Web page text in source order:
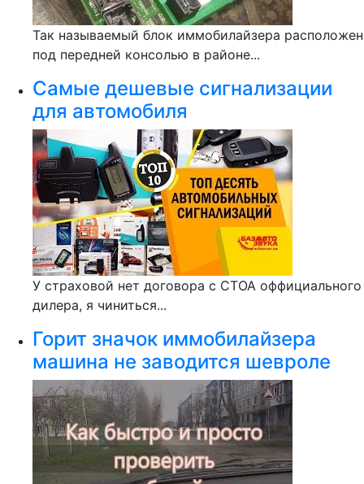
Так называемый блок иммобилайзера расположен
под передней консолью в районе...
Самые дешевые сигнализации
для автомобиля
У страховой нет договора с СТОА оффициального
дилера, я чиниться...
Горит значок иммобилайзера
машина не заводится шевроле